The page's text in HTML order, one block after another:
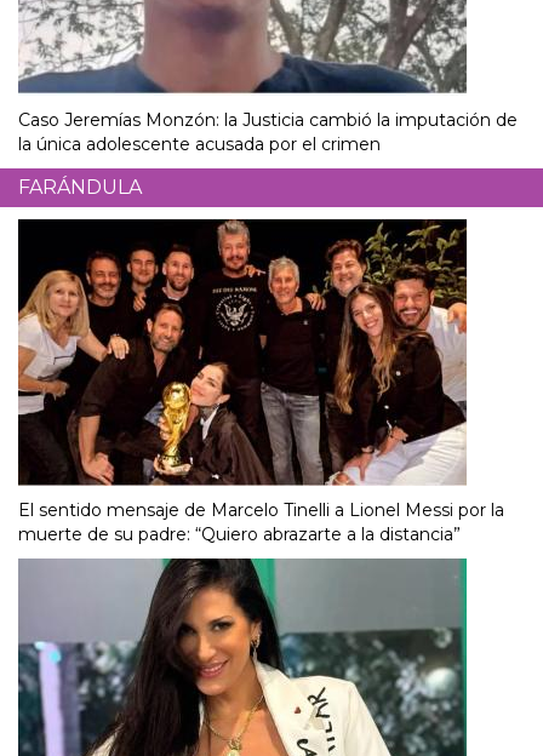
Caso Jeremías Monzón: la Justicia cambió la imputación de
la única adolescente acusada por el crimen
FARÁNDULA
El sentido mensaje de Marcelo Tinelli a Lionel Messi por la
muerte de su padre: “Quiero abrazarte a la distancia”